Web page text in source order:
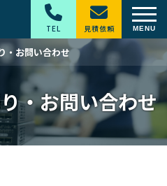
・お問い合わせ
・お問い合わせ
TEL 見積依頼